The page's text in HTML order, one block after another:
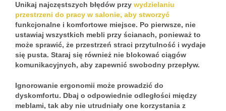
Unikaj najczęstszych błędów przy wydzielaniu
przestrzeni do pracy w salonie, aby stworzyć
funkcjonalne i komfortowe miejsce. Po pierwsze, nie
ustawiaj wszystkich mebli przy ścianach, ponieważ to
może sprawić, że przestrzeń straci przytulność i wydaje
się pusta. Staraj się również nie blokować ciągów
komunikacyjnych, aby zapewnić swobodny przepływ.
Ignorowanie ergonomii może prowadzić do
dyskomfortu. Dbaj o odpowiednie odległości między
meblami, tak aby nie utrudniały one korzystania z